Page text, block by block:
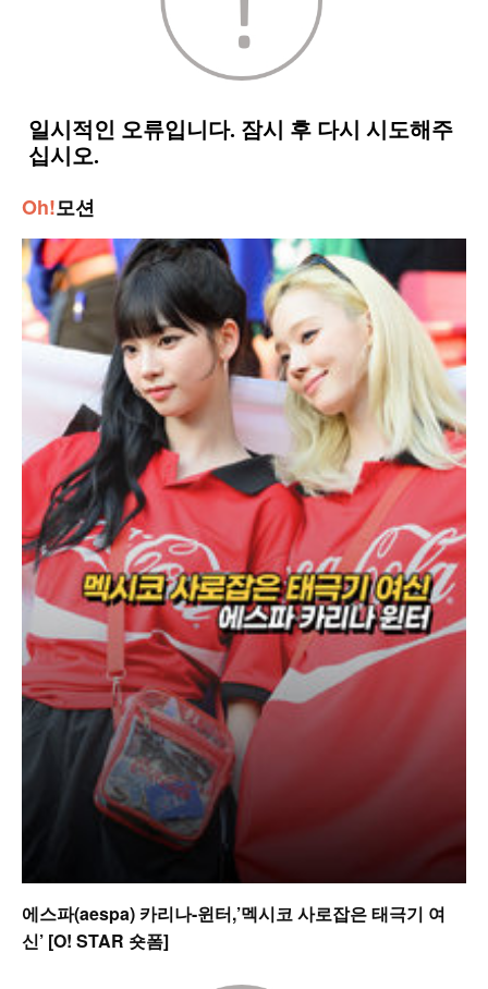
Oh!모션
에스파(aespa) 카리나-윈터,’멕시코 사로잡은 태극기 여
신’ [O! STAR 숏폼]